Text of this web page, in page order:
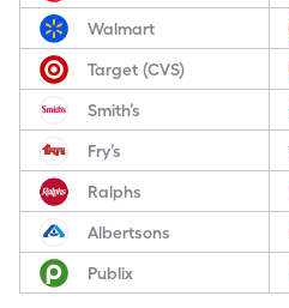
Walmart
Target (CVS)
Smith’s
Fry’s
Ralphs
Albertsons
Publix